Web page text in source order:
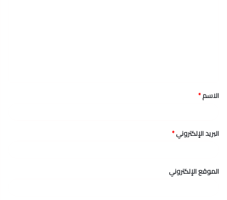
*
الاسم*
البريد الإلكتروني*
الموقع الإلكتروني